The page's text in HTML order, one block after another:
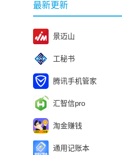
最新更新
景迈山
工秘书
腾讯手机管家
汇智信pro
淘金赚钱
通用记账本